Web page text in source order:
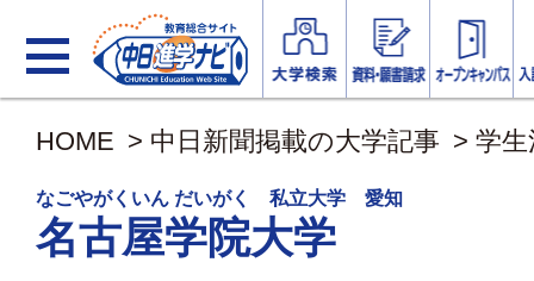
HOME > 中日新聞掲載の大学記事 > 学
なごやがくいん だいがく 私立大学 愛知
名古屋学院大学